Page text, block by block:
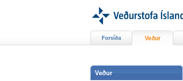
Forsíða Veður
Veður